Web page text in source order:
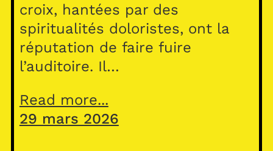
croix, hantées par des
spiritualités doloristes, ont la
réputation de faire fuire
l’auditoire. Il…
Read more...
29 mars 2026